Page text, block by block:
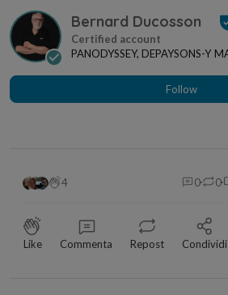
Bernard Ducosson
PANODYSSEY, DEPAYSONS-Y MA DEVISE : QUI AIME BIEN,
Follow
4 0 0
Like Commenta Repost Condividi